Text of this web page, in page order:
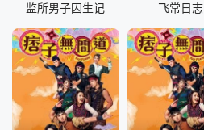
监所男子囚生记 飞常日志